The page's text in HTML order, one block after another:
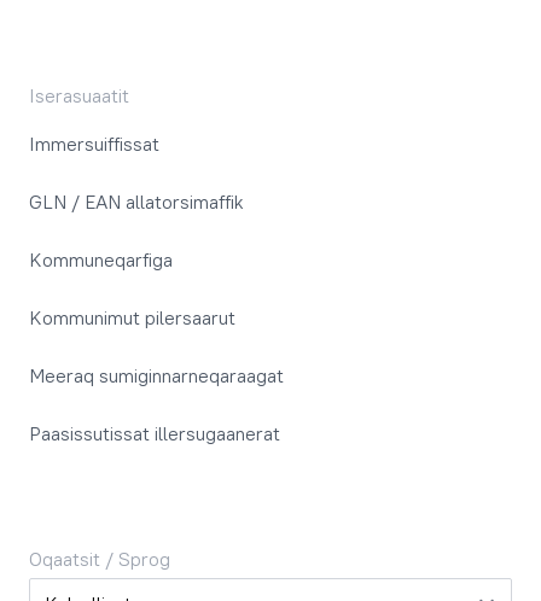
Iserasuaatit
Immersuiffissat
GLN / EAN allatorsimaffik
Kommuneqarfiga
Kommunimut pilersaarut
Meeraq sumiginnarneqaraagat
Paasissutissat illersugaanerat
Oqaatsit / Sprog
Oqaatsit / Sprog